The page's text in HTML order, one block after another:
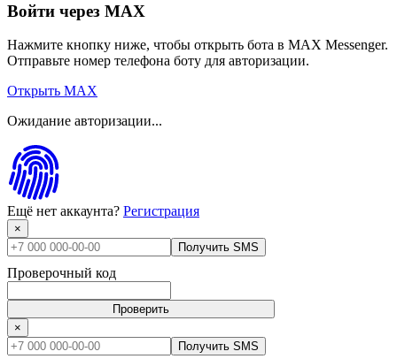
Войти через MAX
Нажмите кнопку ниже, чтобы открыть бота в MAX Messenger.
Отправьте номер телефона боту для авторизации.
Открыть MAX
Ожидание авторизации...
Ещё нет аккаунта? Регистрация
×
Получить SMS
Проверочный код
Проверить
×
Получить SMS